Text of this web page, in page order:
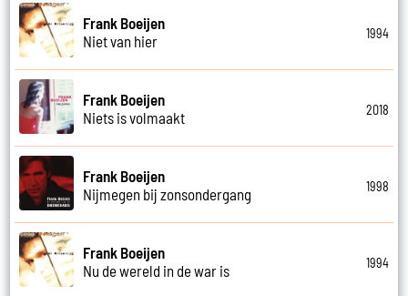
Frank Boeijen
Niet van hier
1994
Frank Boeijen
Niets is volmaakt
2018
Frank Boeijen
Nijmegen bij zonsondergang
1998
Frank Boeijen
Nu de wereld in de war is
1994